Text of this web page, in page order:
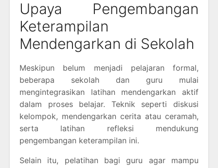
Upaya Pengembangan
Keterampilan
Mendengarkan di Sekolah
Meskipun belum menjadi pelajaran formal,
beberapa sekolah dan guru mulai
mengintegrasikan latihan mendengarkan aktif
dalam proses belajar. Teknik seperti diskusi
kelompok, mendengarkan cerita atau ceramah,
serta latihan refleksi mendukung
pengembangan keterampilan ini.
Selain itu, pelatihan bagi guru agar mampu